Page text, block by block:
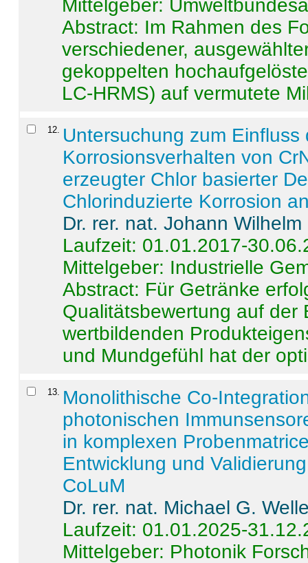
Mittelgeber:
Abstract: Im Rahmen des
verschiedener,
gekoppelten
LC-HRMS) auf vermutete
12
Untersuchung zum
Korrosionsverhalten von
erzeugter Chlor basierter
Chlorinduzierte Korrosion
Dr. rer. nat. Johann
Laufzeit: 01.01.2017-
Mittelgeber: Industrielle
Abstract: Für Getränke
Qualitätsbewertung auf der
wertbildenden
und Mundgefühl hat der
13
Monolithische Co-
photonischen
in komplexen
Entwicklung und
CoLuM
Dr. rer. nat. Michael G.
Laufzeit: 01.01.2025-
Mittelgeber: Photonik